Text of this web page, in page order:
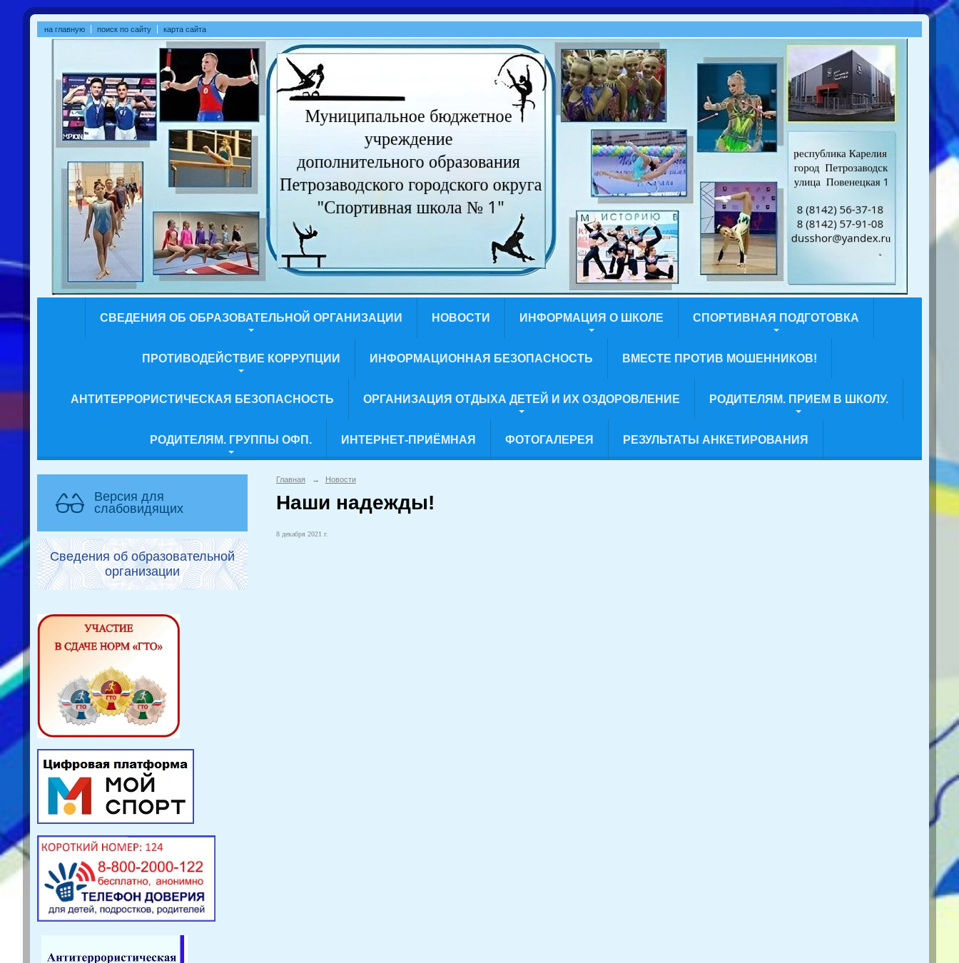
на главную поиск по сайту карта сайта
СВЕДЕНИЯ ОБ ОБРАЗОВАТЕЛЬНОЙ ОРГАНИЗАЦИИ НОВОСТИ ИНФОРМАЦИЯ О ШКОЛЕ СПОРТИВНАЯ ПОДГОТОВКА
ПРОТИВОДЕЙСТВИЕ КОРРУПЦИИ ИНФОРМАЦИОННАЯ БЕЗОПАСНОСТЬ ВМЕСТЕ ПРОТИВ МОШЕННИКОВ!
АНТИТЕРРОРИСТИЧЕСКАЯ БЕЗОПАСНОСТЬ ОРГАНИЗАЦИЯ ОТДЫХА ДЕТЕЙ И ИХ ОЗДОРОВЛЕНИЕ РОДИТЕЛЯМ. ПРИЕМ В ШКОЛУ.
РОДИТЕЛЯМ. ГРУППЫ ОФП. ИНТЕРНЕТ-ПРИЁМНАЯ ФОТОГАЛЕРЕЯ РЕЗУЛЬТАТЫ АНКЕТИРОВАНИЯ
Версия для
слабовидящих
Сведения об образовательной
организации
Главная → Новости
Наши надежды!
8 декабря 2021 г.